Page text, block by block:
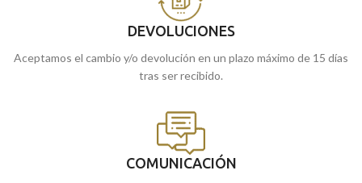
DEVOLUCIONES
Aceptamos el cambio y/o devolución en un plazo máximo de 15 días
tras ser recibido.
COMUNICACIÓN